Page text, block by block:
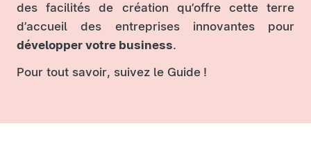
des facilités de création qu’offre cette terre
d’accueil des entreprises innovantes pour
développer votre business.
Pour tout savoir, suivez le Guide !